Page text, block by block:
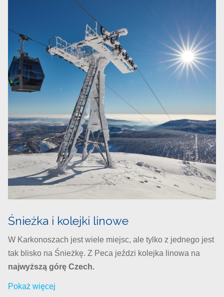
Śnieżka i kolejki linowe
W Karkonoszach jest wiele miejsc, ale tylko z jednego jest
tak blisko na Śnieżkę. Z Peca jeździ kolejka linowa na
najwyższą górę Czech.
Pokaż więcej